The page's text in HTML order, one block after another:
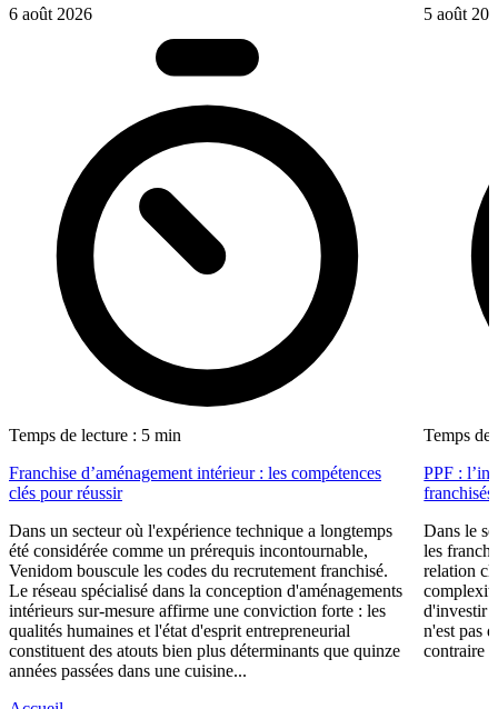
6 août 2026
Temps de lecture : 5 min
Franchise d’aménagement intérieur : les compétences
clés pour réussir
Dans un secteur où l'expérience technique a longtemps
été considérée comme un prérequis incontournable,
Venidom bouscule les codes du recrutement franchisé.
Le réseau spécialisé dans la conception d'aménagements
intérieurs sur-mesure affirme une conviction forte : les
qualités humaines et l'état d'esprit entrepreneurial
constituent des atouts bien plus déterminants que quinze
années passées dans une cuisine...
5 août
Temps de
PPF :
franchisés
Dans le
les
relation
d'investir
n'est pas
contraire